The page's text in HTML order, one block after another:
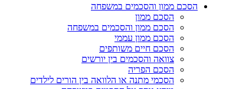
הסכם ממון והסכמים במשפחה
הסכם ממון
הסכם ממון והסכמים במשפחה
הסכם ממון עממי
הסכם חיים משותפים
צוואה והסכמים בין יורשים
הסכם הפריה
הסכמי מתנה או הלוואה בין הורים לילדים